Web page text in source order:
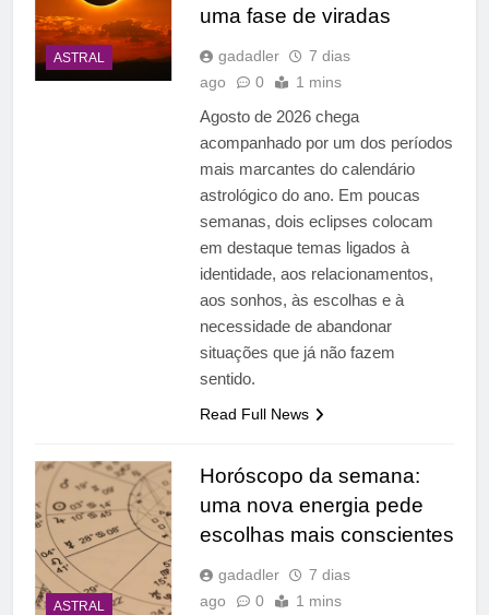
ASTRAL
uma fase de viradas
gadadler
7 dias
ago
0 1 mins
Agosto de 2026 chega
acompanhado por um dos períodos
mais marcantes do calendário
astrológico do ano. Em poucas
semanas, dois eclipses colocam
em destaque temas ligados à
identidade, aos relacionamentos,
aos sonhos, às escolhas e à
necessidade de abandonar
situações que já não fazem
sentido.
Read Full News
ASTRAL
Horóscopo da semana:
uma nova energia pede
escolhas mais conscientes
gadadler
7 dias
ago
0 1 mins